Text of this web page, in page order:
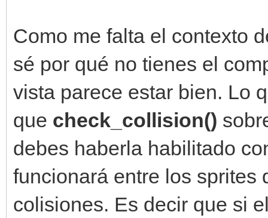
Como me falta el contexto
sé por qué no tienes el
vista parece estar bien. Lo
que check_collision()
debes haberla habilitado
funcionará entre los sprites
colisiones. Es decir que si